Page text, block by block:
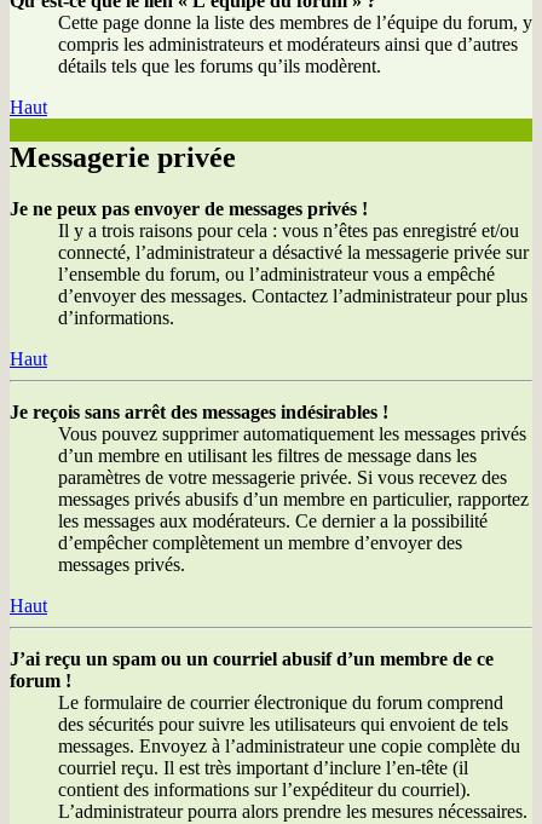
Cette page donne la liste des membres de l’équipe du forum, y
compris les administrateurs et modérateurs ainsi que d’autres
détails tels que les forums qu’ils modèrent.
Haut
Messagerie privée
Je ne peux pas envoyer de messages privés !
Il y a trois raisons pour cela : vous n’êtes pas enregistré et/ou
connecté, l’administrateur a désactivé la messagerie privée sur
l’ensemble du forum, ou l’administrateur vous a empêché
d’envoyer des messages. Contactez l’administrateur pour plus
d’informations.
Haut
Je reçois sans arrêt des messages indésirables !
Vous pouvez supprimer automatiquement les messages privés
d’un membre en utilisant les filtres de message dans les
paramètres de votre messagerie privée. Si vous recevez des
messages privés abusifs d’un membre en particulier, rapportez
les messages aux modérateurs. Ce dernier a la possibilité
d’empêcher complètement un membre d’envoyer des
messages privés.
Haut
J’ai reçu un spam ou un courriel abusif d’un membre de ce
forum !
Le formulaire de courrier électronique du forum comprend
des sécurités pour suivre les utilisateurs qui envoient de tels
messages. Envoyez à l’administrateur une copie complète du
courriel reçu. Il est très important d’inclure l’en-tête (il
contient des informations sur l’expéditeur du courriel).
L’administrateur pourra alors prendre les mesures nécessaires.